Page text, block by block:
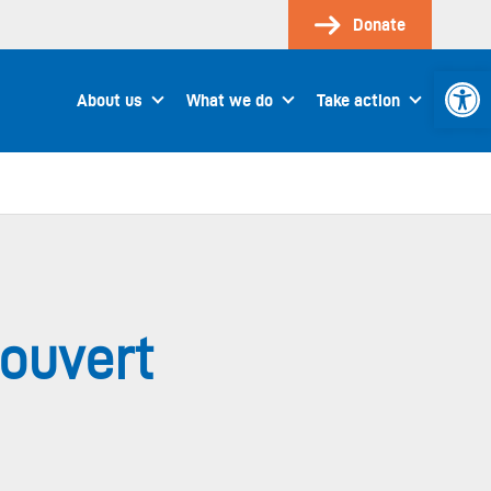
Donate
About us What we do Take action